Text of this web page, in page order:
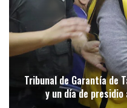
Tribunal de Garantía de
y un día de